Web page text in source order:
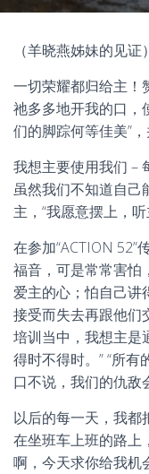
（羊晓燕姊妹的见证）
一切荣耀都归给主！
祂多多地开我的口，
们的脚踪何等佳美”，
我想主要使用我们 –
虽然我们不知道自己
主，“我愿意摆上，
在参加“ACTION
福音，可是常常害怕
爱主的心；怕自己讲
接受而失去再跟他们
培训当中，我想主是
得时不得时。” “所
口不说，我们的仇敌
以后的每一天，我都
在坐班车上班的路上
啊，今天求你给我机